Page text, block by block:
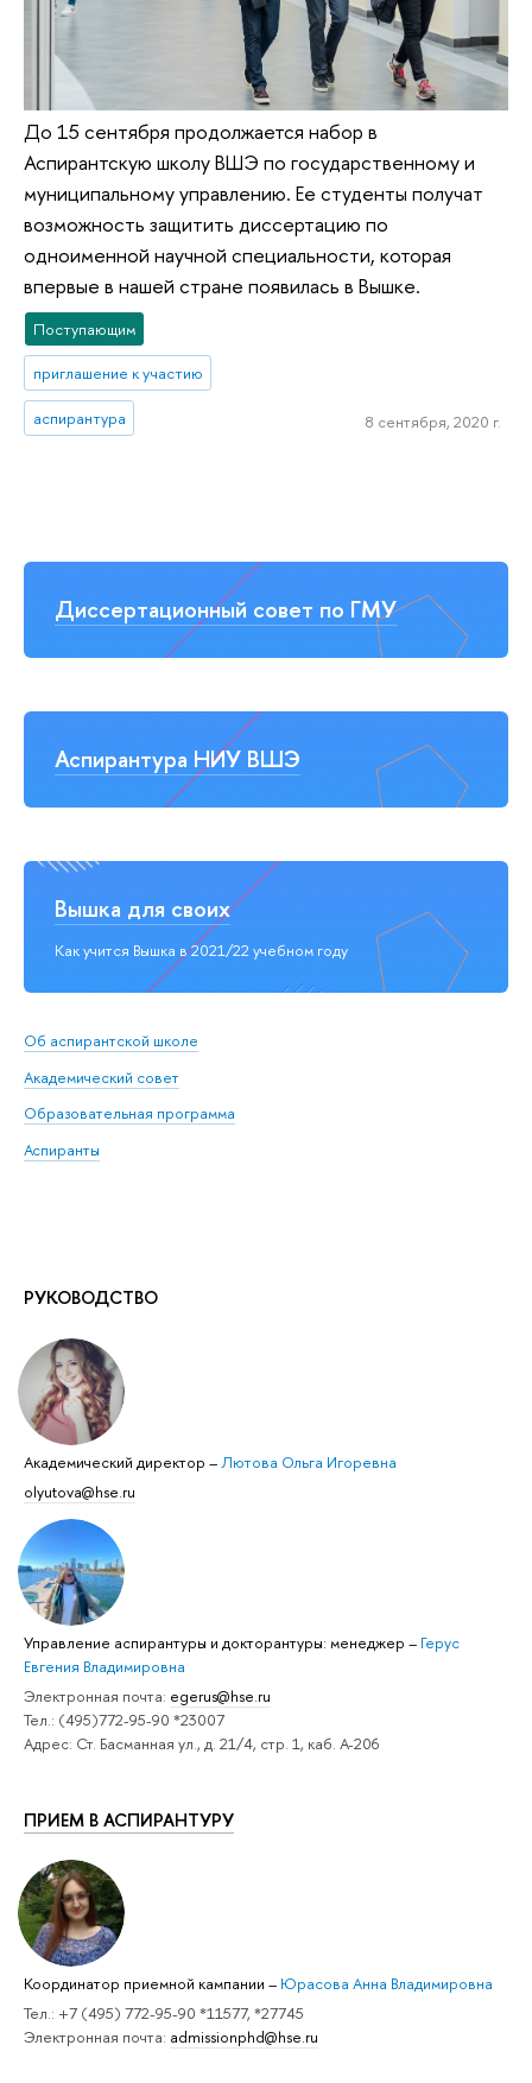
Диссертационный совет по ГМУ
Аспирантура НИУ ВШЭ
Вышка для своих
Как учится Вышка в 2021/22 учебном году
Об аспирантской школе
Академический совет
Образовательная программа
Аспиранты
РУКОВОДСТВО
Академический директор – Лютова Ольга Игоревна
olyutova@hse.ru
Управление аспирантуры и докторантуры: менеджер – Герус
Евгения Владимировна
Электронная почта: egerus@hse.ru
Тел.: (495)772-95-90 *23007
Адрес: Ст. Басманная ул., д. 21/4, стр. 1, каб. А-206
ПРИЕМ В АСПИРАНТУРУ
Координатор приемной кампании – Юрасова Анна Владимировна
Тел.: +7 (495) 772-95-90 *11577, *27745
Электронная почта: admissionphd@hse.ru
До 15 сентября продолжается набор в
Аспирантскую школу ВШЭ по государственному и
муниципальному управлению. Ее студенты получат
возможность защитить диссертацию по
одноименной научной специальности, которая
впервые в нашей стране появилась в Вышке.
Поступающим
приглашение к участию
аспирантура 8 сентября, 2020 г.